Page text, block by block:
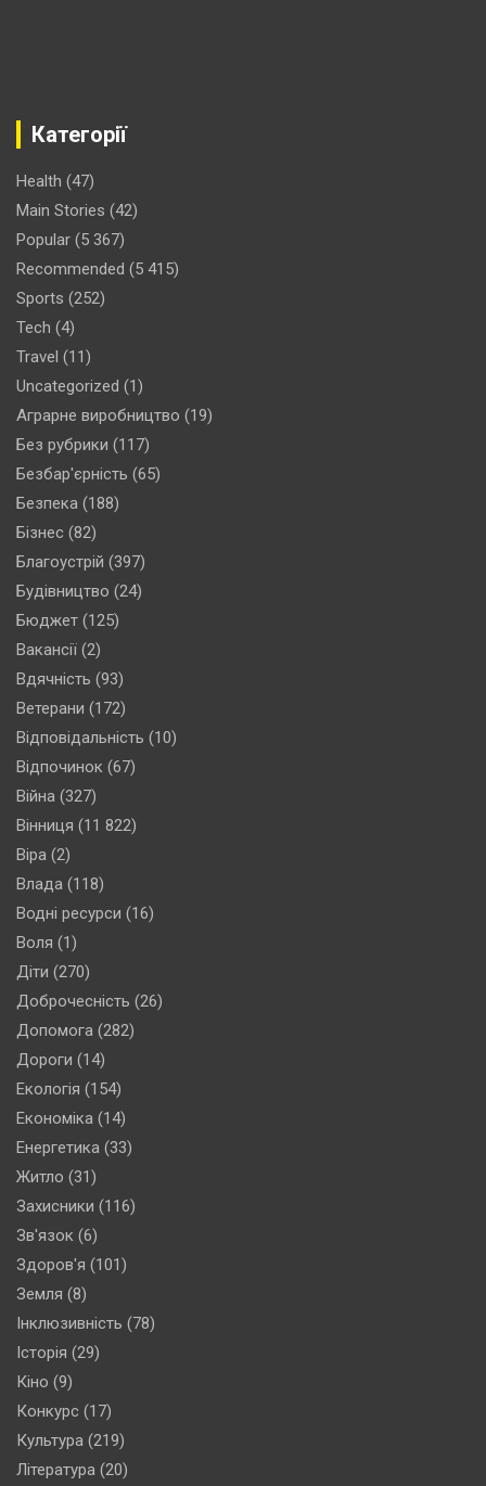
Категорії
Health (47)
Main Stories (42)
Popular (5 367)
Recommended (5 415)
Sports (252)
Tech (4)
Travel (11)
Uncategorized (1)
Аграрне виробництво (19)
Без рубрики (117)
Безбар'єрність (65)
Безпека (188)
Бізнес (82)
Благоустрій (397)
Будівництво (24)
Бюджет (125)
Вакансії (2)
Вдячність (93)
Ветерани (172)
Відповідальність (10)
Відпочинок (67)
Війна (327)
Вінниця (11 822)
Віра (2)
Влада (118)
Водні ресурси (16)
Воля (1)
Діти (270)
Доброчесність (26)
Допомога (282)
Дороги (14)
Екологія (154)
Економіка (14)
Енергетика (33)
Житло (31)
Захисники (116)
Зв'язок (6)
Здоров'я (101)
Земля (8)
Інклюзивність (78)
Історія (29)
Кіно (9)
Конкурс (17)
Культура (219)
Література (20)